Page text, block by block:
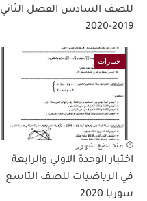
للصف السادس الفصل الثاني
2019-2020
اختبارات
منذ بضع شهور
اختبار الوحدة الاولي والرابعة
في الرياضيات للصف التاسع
سوريا 2020